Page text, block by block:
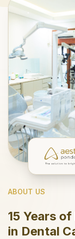
ABOUT US
15 Years
in Dental